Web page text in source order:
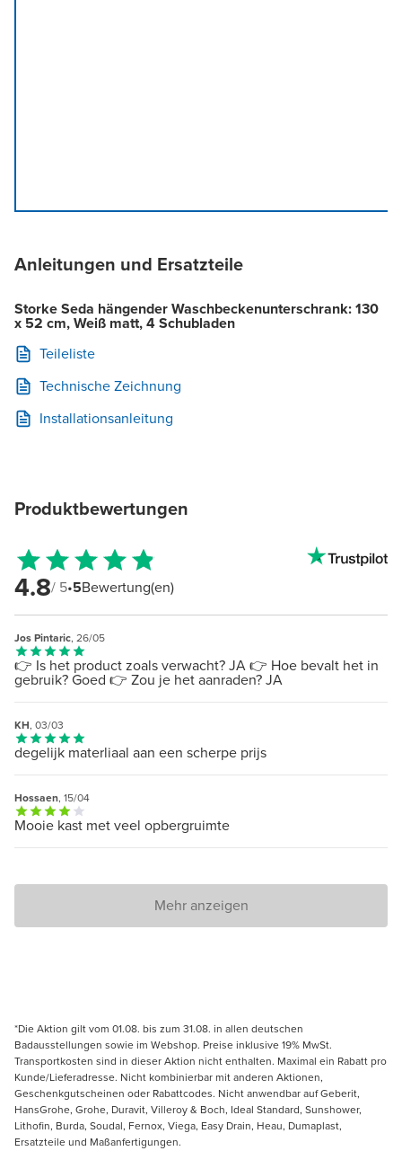
Anleitungen und Ersatzteile
Storke Seda hängender Waschbeckenunterschrank: 130
x 52 cm, Weiß matt, 4 Schubladen
Teileliste
Technische Zeichnung
Installationsanleitung
Produktbewertungen
4.8/ 5•5Bewertung(en)
Jos Pintaric, 26/05
👉 Is het product zoals verwacht? JA 👉 Hoe bevalt het in
gebruik? Goed 👉 Zou je het aanraden? JA
KH, 03/03
degelijk materliaal aan een scherpe prijs
Hossaen, 15/04
Mooie kast met veel opbergruimte
Mehr anzeigen
*Die Aktion gilt vom 01.08. bis zum 31.08. in allen deutschen
Badausstellungen sowie im Webshop. Preise inklusive 19% MwSt.
Transportkosten sind in dieser Aktion nicht enthalten. Maximal ein Rabatt pro
Kunde/Lieferadresse. Nicht kombinierbar mit anderen Aktionen,
Geschenkgutscheinen oder Rabattcodes. Nicht anwendbar auf Geberit,
HansGrohe, Grohe, Duravit, Villeroy & Boch, Ideal Standard, Sunshower,
Lithofin, Burda, Soudal, Fernox, Viega, Easy Drain, Heau, Dumaplast,
Ersatzteile und Maßanfertigungen.